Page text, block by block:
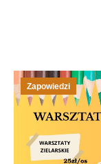
Zapowiedzi